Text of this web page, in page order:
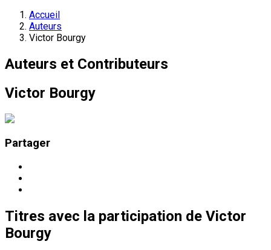
Accueil
Auteurs
Victor Bourgy
Auteurs et Contributeurs
Victor Bourgy
Partager
Titres avec la participation de Victor
Bourgy